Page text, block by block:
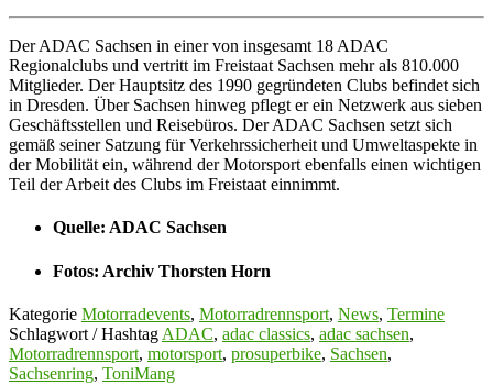
Der ADAC Sachsen in einer von insgesamt 18 ADAC
Regionalclubs und vertritt im Freistaat Sachsen mehr als 810.000
Mitglieder. Der Hauptsitz des 1990 gegründeten Clubs befindet sich
in Dresden. Über Sachsen hinweg pflegt er ein Netzwerk aus sieben
Geschäftsstellen und Reisebüros. Der ADAC Sachsen setzt sich
gemäß seiner Satzung für Verkehrssicherheit und Umweltaspekte in
der Mobilität ein, während der Motorsport ebenfalls einen wichtigen
Teil der Arbeit des Clubs im Freistaat einnimmt.
Quelle: ADAC Sachsen
Fotos: Archiv Thorsten Horn
Kategorie Motorradevents, Motorradrennsport, News, Termine
Schlagwort / Hashtag ADAC, adac classics, adac sachsen,
Motorradrennsport, motorsport, prosuperbike, Sachsen,
Sachsenring, ToniMang